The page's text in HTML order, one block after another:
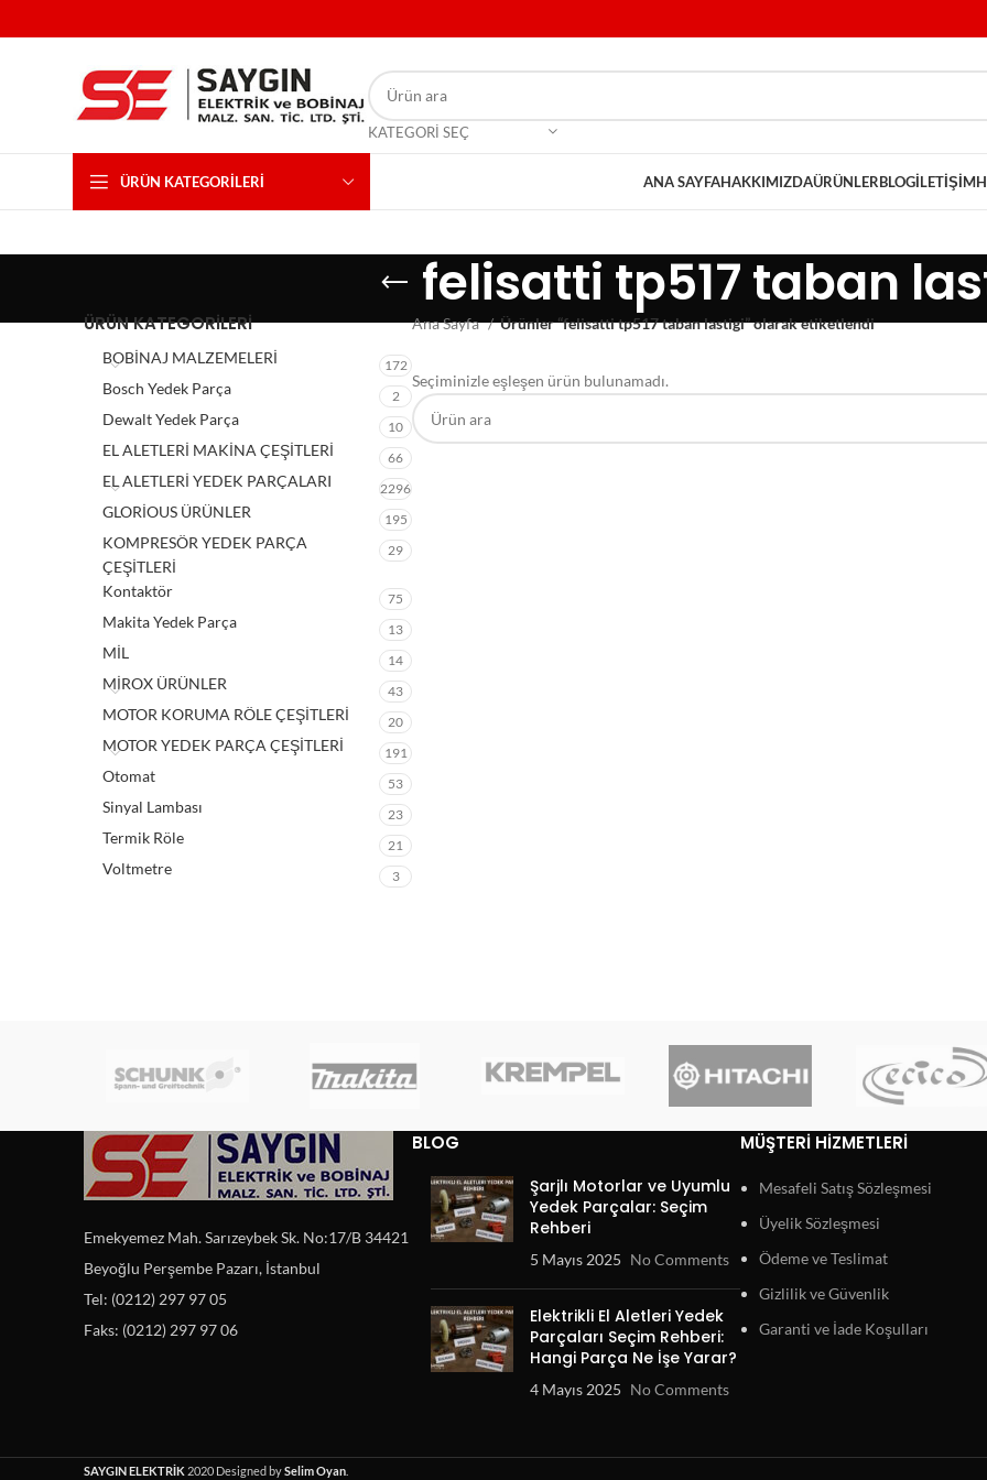
KATEGORI SEÇ
ÜRÜN KATEGORILERI ANA SAYFAHAKKIMIZDAÜRÜNLERBLOGİLETIŞIM
felisatti tp517 taban
ÜRÜN KATEGORILERI
BOBİNAJ MALZEMELERİ 172
Bosch Yedek Parça 2
Dewalt Yedek Parça 10
EL ALETLERİ MAKİNA ÇEŞİTLERİ 66
EL ALETLERİ YEDEK PARÇALARI 2296
GLORİOUS ÜRÜNLER 195
KOMPRESÖR YEDEK PARÇA
ÇEŞİTLERİ
29
Kontaktör 75
Makita Yedek Parça 13
MİL 14
MİROX ÜRÜNLER 43
MOTOR KORUMA RÖLE ÇEŞİTLERİ 20
MOTOR YEDEK PARÇA ÇEŞİTLERİ 191
Otomat 53
Sinyal Lambası 23
Termik Röle 21
Voltmetre 3
Ana Sayfa Ürünler “felisatti tp517 taban lastigi” olarak etiketlendi
Seçiminizle eşleşen ürün bulunamadı.
Emekyemez Mah. Sarızeybek Sk. No:17/B 34421
Beyoğlu Perşembe Pazarı, İstanbul
Tel: (0212) 297 97 05
Faks: (0212) 297 97 06
BLOG
Şarjlı Motorlar ve Uyumlu
Yedek Parçalar: Seçim
Rehberi
5 Mayıs 2025 No Comments
Elektrikli El Aletleri Yedek
Parçaları Seçim Rehberi:
Hangi Parça Ne İşe Yarar?
4 Mayıs 2025 No Comments
MÜŞTERI HIZMETLERI
Mesafeli Satış Sözleşmesi
Üyelik Sözleşmesi
Ödeme ve Teslimat
Gizlilik ve Güvenlik
Garanti ve İade Koşulları
SAYGIN ELEKTRİK 2020 Designed bySelim Oyan